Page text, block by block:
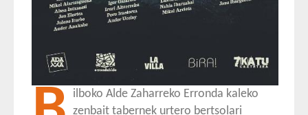
ilboko Alde Zaharreko Erronda kaleko
zenbait tabernek urtero bertsolari